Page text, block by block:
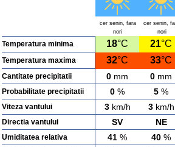
cer senin, fara
nori
cer senin,
nori
Temperatura minima 18°C 21°C
Temperatura maxima 32°C 33°C
Cantitate precipitatii 0 mm 0 mm
Probabilitate precipitatii 0 % 5 %
Viteza vantului 3km/h 3km/h
Directia vantului SV NE
Umiditatea relativa 41 % 40 %